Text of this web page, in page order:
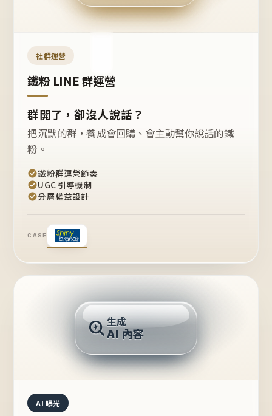
開團
嗎？
社群運營
鐵粉 LINE 群運營
群開了，卻沒人說話？
把沉默的群，養成會回購、會主動幫你說話的鐵
粉。
鐵粉群運營節奏
UGC 引導機制
分層權益設計
CASE
推薦的台灣品牌？
生成
AI 內容
AI 曝光